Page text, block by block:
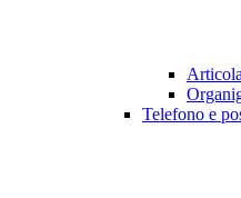
Telefono e